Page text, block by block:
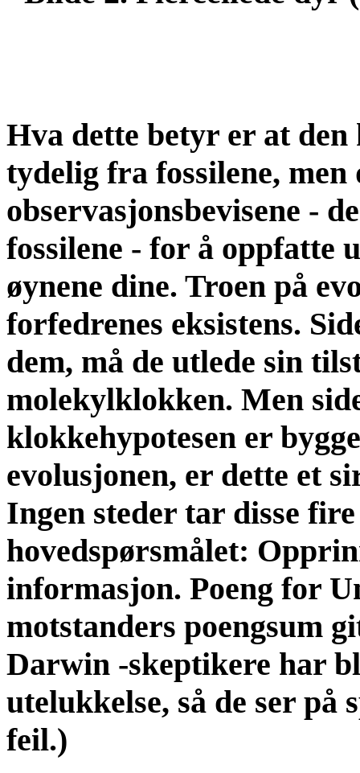
Hva dette betyr er at
tydelig fra fossilene,
observasjonsbevisene -
fossilene - for å oppfatte
øynene dine. Troen på
forfedrenes eksistens.
dem, må de utlede sin
molekylklokken. Men
klokkehypotesen er
evolusjonen, er dette et
Ingen steder tar disse
hovedspørsmålet:
informasjon. Poeng for
motstanders poengsum
Darwin -skeptikere har
utelukkelse, så de ser
feil.)